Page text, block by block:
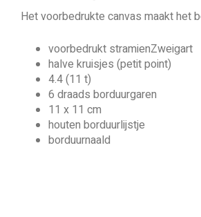
Het voorbedrukte canvas maakt het
voorbedrukt stramienZweigart
halve kruisjes (petit point)
4.4 (11 t)
6 draads borduurgaren
11 x 11 cm
houten borduurlijstje
borduurnaald